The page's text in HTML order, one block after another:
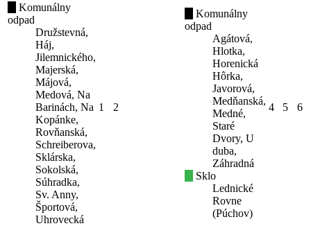
Komunálny
odpad
Družstevná,
Háj,
Jilemnického,
Majerská,
Májová,
Medová, Na
Barinách, Na
Kopánke,
Rovňanská,
Schreiberova,
Sklárska,
Sokolská,
Súhradka,
Sv. Anny,
Športová,
Uhrovecká
1 2
Komunálny
odpad
Agátová,
Hlotka,
Horenická
Hôrka,
Javorová,
Medňanská,
Medné,
Staré
Dvory, U
duba,
Záhradná
Sklo
Lednické
Rovne
(Púchov)
4 5 6